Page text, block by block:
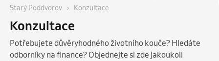
Starý Poddvorov Konzultace
Konzultace
Potřebujete důvěryhodného životního kouče? Hledáte
odborníky na finance? Objednejte si zde jakoukoli